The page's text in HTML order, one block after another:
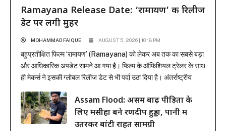
Ramayana Release Date: ‘रामायण’ की रिलीज
डेट पर लगी मुहर
MOHAMMAD FAIQUE AUGUST 5, 2026 | 10:18 PM
बहुप्रतीक्षित फिल्म ‘रामायण’ (Ramayana) को लेकर अब तक का सबसे बड़ा
और आधिकारिक अपडेट सामने आ गया है। फिल्म के ऑफिशियल ट्रेलर के साथ
ही मेकर्स ने इसकी ग्लोबल रिलीज डेट से भी पर्दा उठा दिया है। अंतर्राष्ट्रीय
भव्य महाकाव्य 6 नवंबर...Assam Flood: असम बाढ़ पीड़ितों के
लिए मसीहा बने रणदीप हुड्डा, पानी में
उतरकर बांटी राहत सामग्री